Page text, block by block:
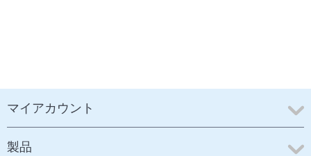
マイアカウント
製品